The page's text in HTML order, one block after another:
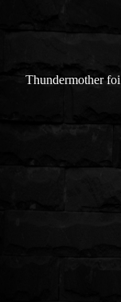
Thundermother